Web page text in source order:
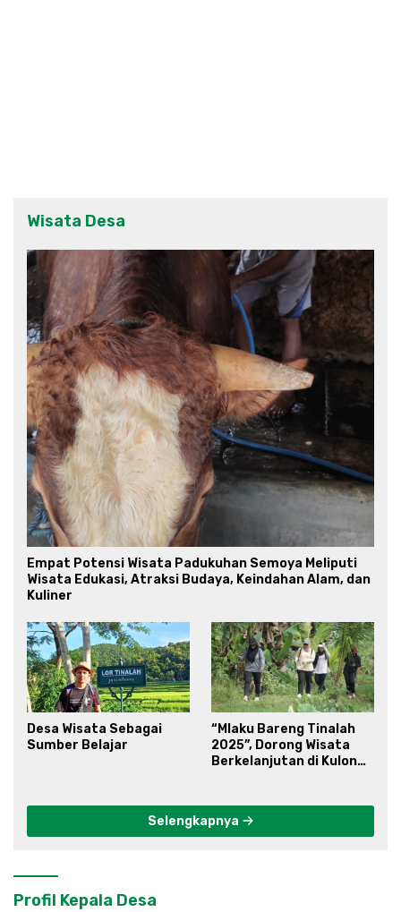
Wisata Desa
Empat Potensi Wisata Padukuhan Semoya Meliputi
Wisata Edukasi, Atraksi Budaya, Keindahan Alam, dan
Kuliner
Desa Wisata Sebagai
Sumber Belajar
“Mlaku Bareng Tinalah
2025”, Dorong Wisata
Berkelanjutan di Kulon
Selengkapnya
Profil Kepala Desa